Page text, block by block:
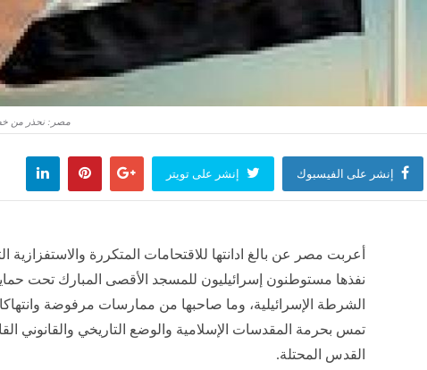
مصر: نحذر من
إنشر على الفيسبوك إنشر على تويتر
أعربت مصر عن بالغ ادانتها للاقتحامات المتكررة والاستفزازية
نفذها مستوطنون إسرائيليون للمسجد الأقصى المبارك تحت
الشرطة الإسرائيلية، وما صاحبها من ممارسات مرفوضة
تمس بحرمة المقدسات الإسلامية والوضع التاريخي والقانوني
القدس المحتلة.